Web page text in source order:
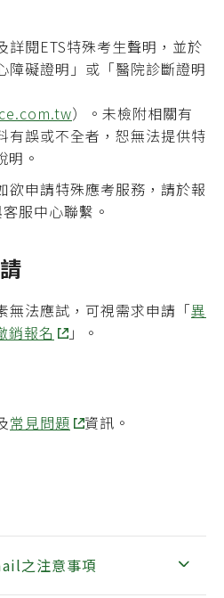
詳閱ETS特殊考生聲明，並於
障礙證明」或「醫院診斷證明
）。未檢附相關有
有誤或不全者，恕無法提供特
明。
申請特殊應考服務，請於報
服中心聯繫。
無法應試，可視需求申請「異
銷報名 」。
常見問題 資訊。
之注意事項